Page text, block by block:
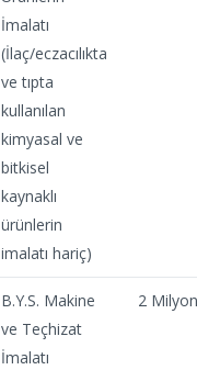
İmalatı
(İlaç/eczacılıkta
ve tıpta
kullanılan
kimyasal ve
bitkisel
kaynaklı
ürünlerin
imalatı hariç)
B.Y.S. Makine
ve Teçhizat
İmalatı
2